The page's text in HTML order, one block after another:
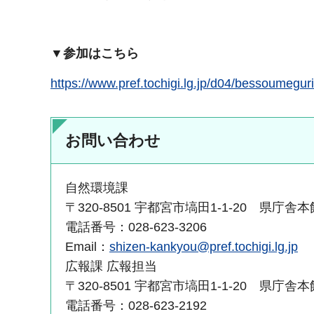
▼参加はこちら
https://www.pref.tochigi.lg.jp/d04/
お問い合わせ
自然環境課
〒320-8501 宇都宮市塙田1-1-20 県庁舎本
電話番号：028-623-3206
Email： shizen-kankyou@pref.tochigi.lg.jp
広報課 広報担当
〒320-8501 宇都宮市塙田1-1-20 県庁舎本
電話番号：028-623-2192